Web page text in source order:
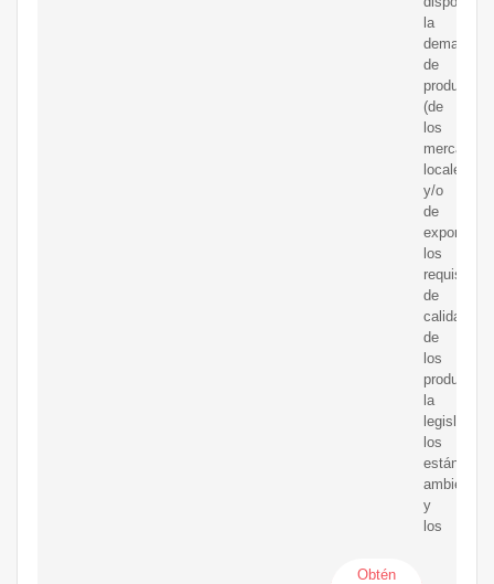
la
demanda
de
productos
(de
los
mercados
locales
y/o
de
los
requisitos
de
calidad
de
los
productos,
la
legislación,
los
estándares
y
los
Obtén